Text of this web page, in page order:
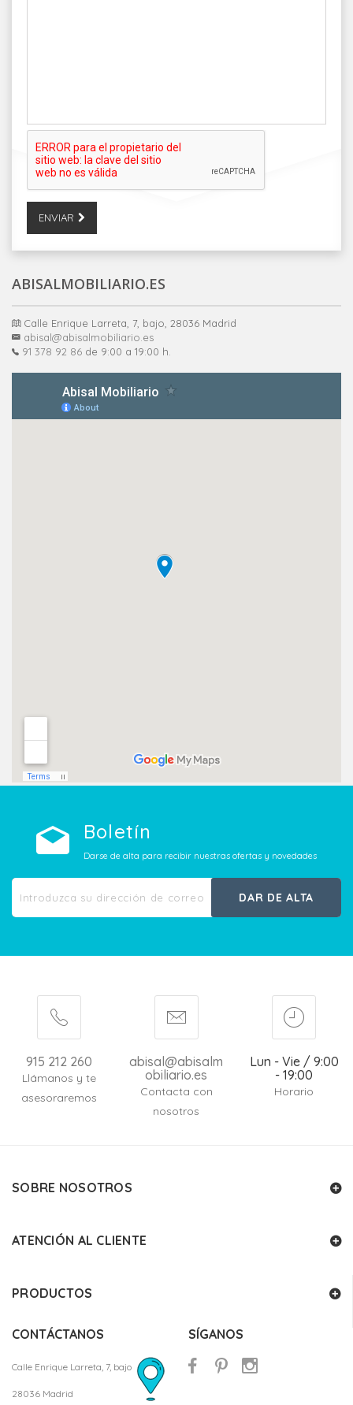
ENVIAR
ABISALMOBILIARIO.ES
Calle Enrique Larreta, 7, bajo, 28036 Madrid
abisal@abisalmobiliario.es
91 378 92 86 de 9:00 a 19:00 h.
Boletín
Darse de alta para recibir nuestras ofertas y novedades
DAR DE ALTA
915 212 260
Llámanos y te
asesoraremos
abisal@abisalm
obiliario.es
Contacta con
nosotros
Lun - Vie / 9:00
- 19:00
Horario
SOBRE NOSOTROS
ATENCIÓN AL CLIENTE
PRODUCTOS
CONTÁCTANOS
Calle Enrique Larreta, 7, bajo
28036 Madrid
SÍGANOS